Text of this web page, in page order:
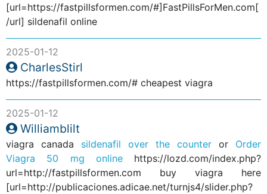
[url=https://fastpillsformen.com/#]FastPillsForMen.com[
/url] sildenafil online
2025-01-12
CharlesStirl
https://fastpillsformen.com/# cheapest viagra
2025-01-12
Williamblilt
viagra canada sildenafil over the counter or Order
Viagra 50 mg onlinehttps://lozd.com/index.php?
url=http://fastpillsformen.com buy viagra here
[url=http://publicaciones.adicae.net/turnjs4/slider.php?